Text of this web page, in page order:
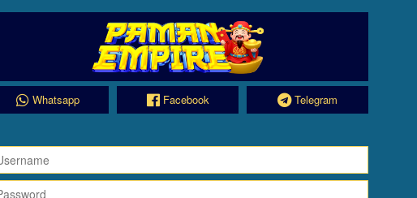
Whatsapp Facebook Telegram